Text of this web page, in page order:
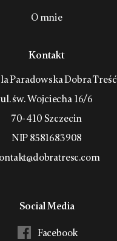
O mnie
Kontakt
Paradowska Dobra Treść
ul. św. Wojciecha 16/6
70-410 Szczecin
NIP 8581683908
Social Media
Facebook